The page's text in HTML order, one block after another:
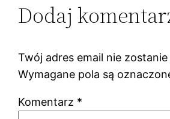
Dodaj
Twój adres email nie
Wymagane pola są
Komentarz *